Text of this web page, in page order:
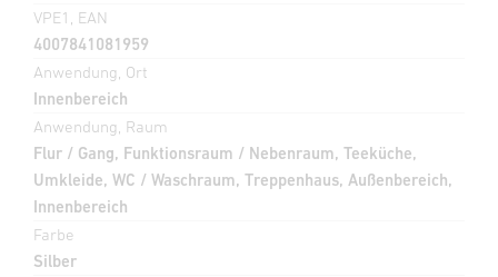
VPE1, EAN
4007841081959
Anwendung, Ort
Innenbereich
Anwendung, Raum
Flur / Gang, Funktionsraum / Nebenraum, Teeküche,
Umkleide, WC / Waschraum, Treppenhaus, Außenbereich,
Innenbereich
Farbe
Silber